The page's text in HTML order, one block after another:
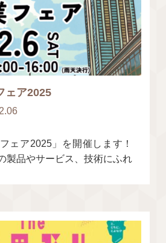
ェア2025
ェア2025」を開催します！
製品やサービス、技術にふれ